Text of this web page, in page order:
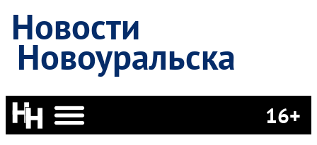
Новости
Новоуральска
16+